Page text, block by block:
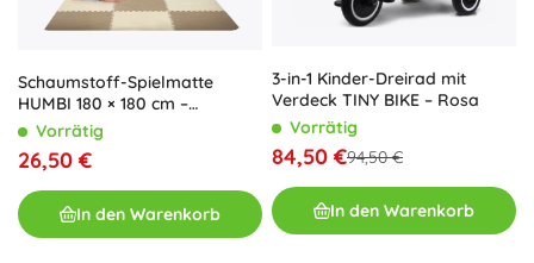
Schaumstoff-Spielmatte
HUMBI 180 × 180 cm –
wasserfeste EVA-Puzzle,
creme und beige, 9 Teile
Vorrätig
26,50 €
In den Warenkorb
3-in-1 Kinder-Dreirad mit
Verdeck TINY BIKE – Rosa
Vorrätig
84,50 €94,50 €
In den Warenkorb